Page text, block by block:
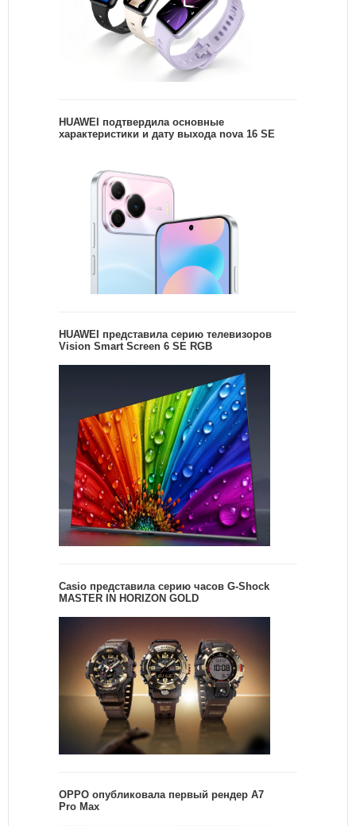
HUAWEI подтвердила основные
характеристики и дату выхода nova 16 SE
HUAWEI представила серию телевизоров
Vision Smart Screen 6 SE RGB
Casio представила серию часов G-Shock
MASTER IN HORIZON GOLD
OPPO опубликовала первый рендер A7
Pro Max